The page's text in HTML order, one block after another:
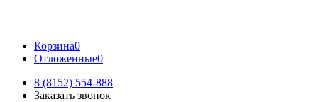
Корзина0
Отложенные0
8 (8152) 554-888
Заказать звонок